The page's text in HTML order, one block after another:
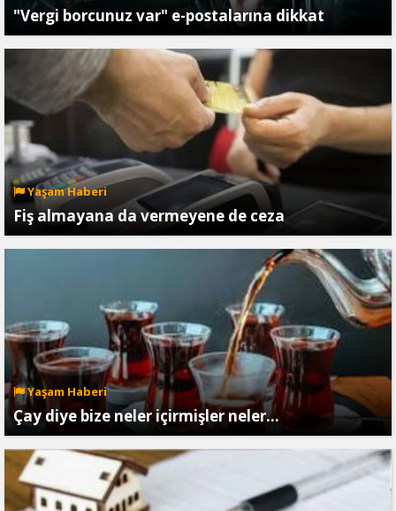
"Vergi borcunuz var" e-postalarına dikkat
Yaşam Haberi
Fiş almayana da vermeyene de ceza
Yaşam Haberi
Çay diye bize neler içirmişler neler...